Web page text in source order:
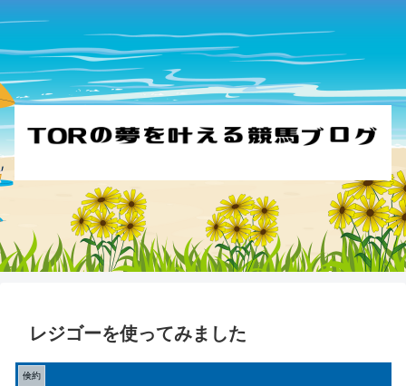
レジゴーを使ってみました
倹約